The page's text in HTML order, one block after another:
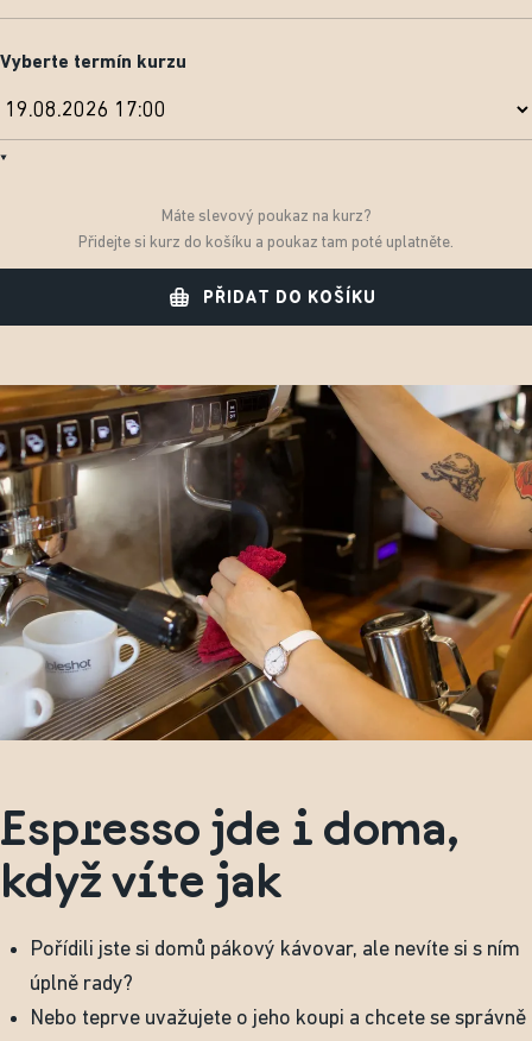
Vyberte termín kurzu
Máte slevový poukaz na kurz?
Přidejte si kurz do košíku a poukaz tam poté uplatněte.
PŘIDAT DO KOŠÍKU
Espresso jde i doma,
když víte jak
Pořídili jste si domů pákový kávovar, ale nevíte si s ním
úplně rady?
Nebo teprve uvažujete o jeho koupi a chcete se správně